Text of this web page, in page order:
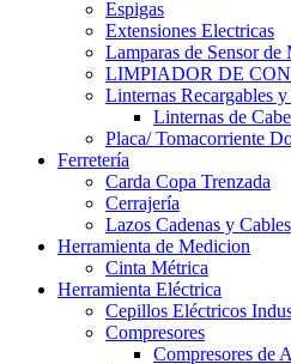
Espigas
Extensiones Electricas
Lamparas de Sensor
LIMPIADOR DE
Linternas Recargables
Linternas de
Placa/ Tomacorriente
Ferretería
Carda Copa Trenzada
Cerrajería
Lazos Cadenas y Cables
Herramienta de Medicion
Cinta Métrica
Herramienta Eléctrica
Cepillos Eléctricos
Compresores
Compresores de